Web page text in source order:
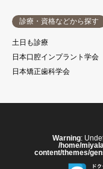
診療・資格などから探す
土日も診療
日本口腔インプラント学会
日本矯正歯科学会
Warning:
/home/
content/themes/